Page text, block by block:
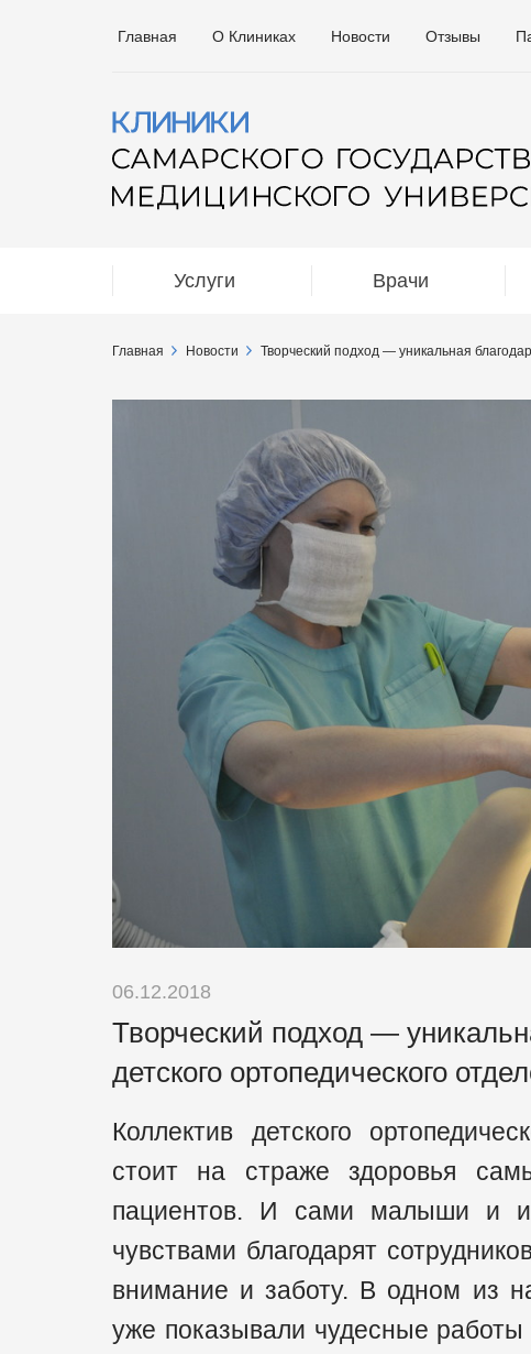
Главная О Клиниках Новости Отзывы
Услуги Врачи
Главная Новости Творческий подход — уникальная
06.12.2018
Творческий подход —
детского ортопедического
Коллектив детского
стоит на страже здоровья
пациентов. И сами малыши и
чувствами благодарят
внимание и заботу. В одном из
уже показывали чудесные